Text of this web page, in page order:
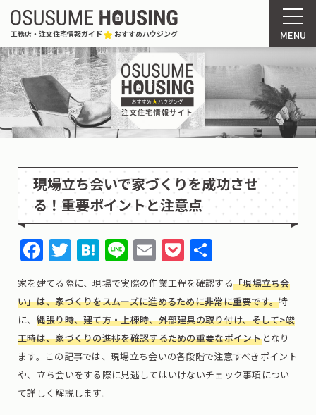
工務店・注文住宅情報ガイド おすすめハウジング MENU
現場立ち会いで家づくりを成功させ
る！重要ポイントと注意点
Facebook
Twitter
Hatena
LineEmailPocket
有
家を建てる際に、現場で実際の作業工程を確認する「現場立ち会
い」は、家づくりをスムーズに進めるために非常に重要です。特
に、 縄張り時、建て方・上棟時、外部建具の取り付け、そして>竣
工時は、家づくりの進捗を確認するための重要なポイントとなり
ます。この記事では、現場立ち会いの各段階で注意すべきポイント
や、立ち会いをする際に見逃してはいけないチェック事項につい
て詳しく解説します。